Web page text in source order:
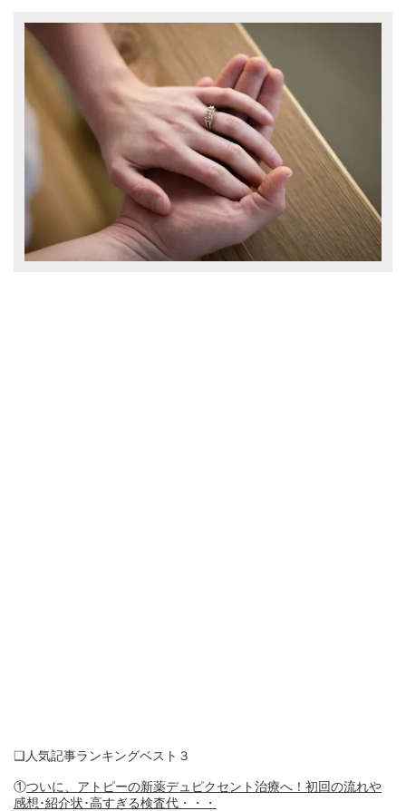
❑人気記事ランキングベスト３
①ついに、アトピーの新薬デュピクセント治療へ！初回の流れや
感想･紹介状･高すぎる検査代・・・